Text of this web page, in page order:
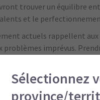
trouver un équilibre
et le
actuels rappellent
problèmes imprévus.
pratique nécessaire pour
et
— afin de
le paysage des risques
Sélectionnez
province/